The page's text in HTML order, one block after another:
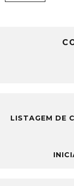
LISTAGEM DE